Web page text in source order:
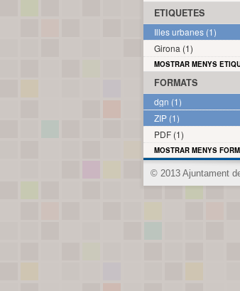
ETIQUETES
Illes urbanes (1)
Girona (1)
MOSTRAR MENYS
FORMATS
dgn (1)
ZIP (1)
PDF (1)
MOSTRAR MENYS
© 2013 Ajuntament